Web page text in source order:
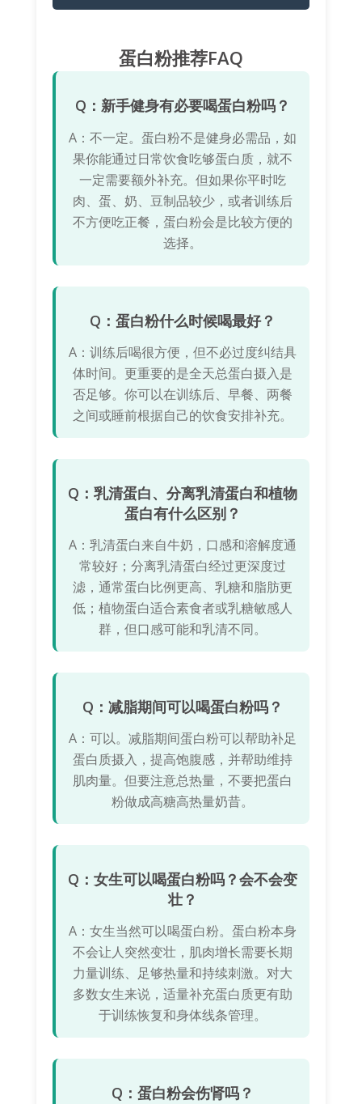
蛋白粉推荐FAQ
Q：新手健身有必要喝蛋白粉吗？
A：不一定。蛋白粉不是健身必需品，如
果你能通过日常饮食吃够蛋白质，就不
一定需要额外补充。但如果你平时吃
肉、蛋、奶、豆制品较少，或者训练后
不方便吃正餐，蛋白粉会是比较方便的
选择。
Q：蛋白粉什么时候喝最好？
A：训练后喝很方便，但不必过度纠结具
体时间。更重要的是全天总蛋白摄入是
否足够。你可以在训练后、早餐、两餐
之间或睡前根据自己的饮食安排补充。
Q：乳清蛋白、分离乳清蛋白和植物
蛋白有什么区别？
A：乳清蛋白来自牛奶，口感和溶解度通
常较好；分离乳清蛋白经过更深度过
滤，通常蛋白比例更高、乳糖和脂肪更
低；植物蛋白适合素食者或乳糖敏感人
群，但口感可能和乳清不同。
Q：减脂期间可以喝蛋白粉吗？
A：可以。减脂期间蛋白粉可以帮助补足
蛋白质摄入，提高饱腹感，并帮助维持
肌肉量。但要注意总热量，不要把蛋白
粉做成高糖高热量奶昔。
Q：女生可以喝蛋白粉吗？会不会变
壮？
A：女生当然可以喝蛋白粉。蛋白粉本身
不会让人突然变壮，肌肉增长需要长期
力量训练、足够热量和持续刺激。对大
多数女生来说，适量补充蛋白质更有助
于训练恢复和身体线条管理。
Q：蛋白粉会伤肾吗？